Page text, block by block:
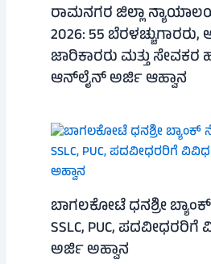
ರಾಮನಗರ ಜಿಲ್ಲಾ
2026: 55 ಬೆರಳಚ್ಚುಗಾರರು,
ಜಾರಿಕಾರರು ಮತ್ತು ಸೇವಕರ
ಆನ್‌ಲೈನ್ ಅರ್ಜಿ ಆಹ್ವಾನ
ಬಾಗಲಕೋಟೆ ಧನಶ್ರೀ
SSLC, PUC,
ಅರ್ಜಿ ಅಹ್ವಾನ